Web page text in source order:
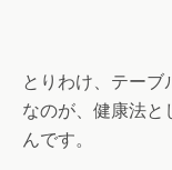
とりわけ、テー
なのが、健康法
んです。